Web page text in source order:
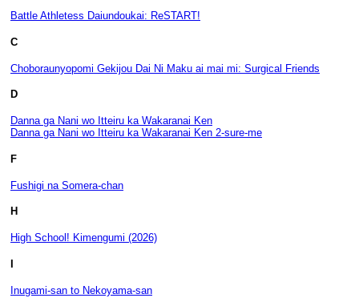
Battle Athletess Daiundoukai: ReSTART!
C
Choboraunyopomi Gekijou Dai Ni Maku ai mai mi: Surgical Friends
D
Danna ga Nani wo Itteiru ka Wakaranai Ken
Danna ga Nani wo Itteiru ka Wakaranai Ken 2-sure-me
F
Fushigi na Somera-chan
H
High School! Kimengumi (2026)
Inugami-san to Nekoyama-san